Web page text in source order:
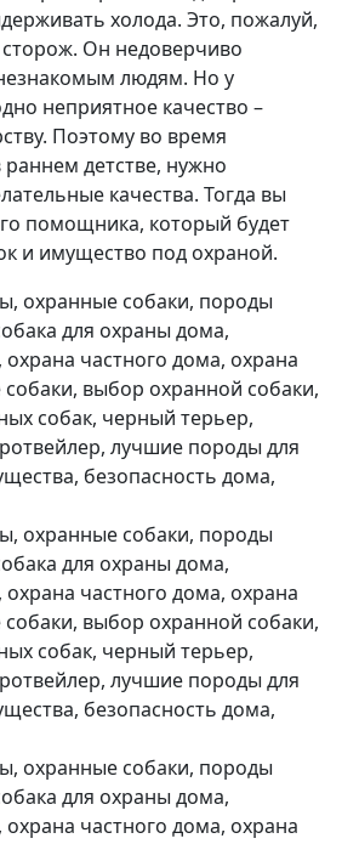
холода. Это, пожалуй,
Он недоверчиво
людям. Но у
неприятное качество –
Поэтому во время
детстве, нужно
качества. Тогда вы
помощника, который будет
и имущество под охраной.